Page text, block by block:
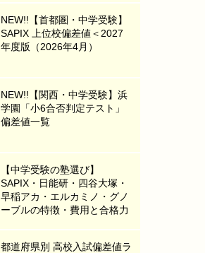
NEW!!【首都圏・中学受験】
SAPIX 上位校偏差値＜2027
年度版（2026年4月）
NEW!!【関西・中学受験】浜
学園「小6合否判定テスト」
偏差値一覧
【中学受験の塾選び】
SAPIX・日能研・四谷大塚・
早稲アカ・エルカミノ・グノ
ーブルの特徴・費用と合格力
都道府県別 高校入試偏差値ラ